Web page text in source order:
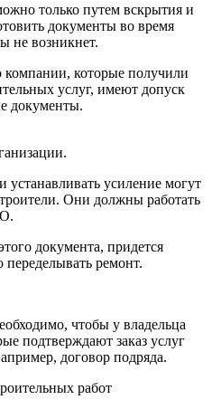
только путем вскрытия и
документы во время
не возникнет.
компании, которые получили
услуг, имеют допуск
документы.
устанавливать усиление могут
Они должны работать
документа, придется
переделывать ремонт.
чтобы у владельца
подтверждают заказ услуг
договор подряда.
работ